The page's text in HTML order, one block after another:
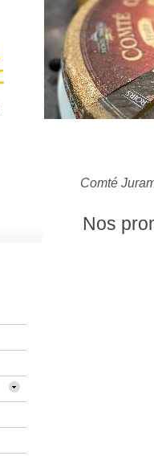
Comté
Nos